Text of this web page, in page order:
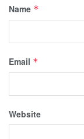
Name *
Email *
Website